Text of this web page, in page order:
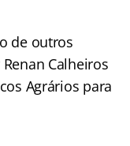
de outros
Calheiros
Agrários para